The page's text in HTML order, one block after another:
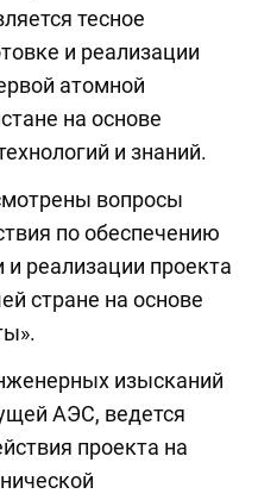
тесное
и реализации
атомной
на основе
и знаний.
вопросы
по обеспечению
и реализации проекта
стране на основе
изысканий
АЭС, ведется
проекта на